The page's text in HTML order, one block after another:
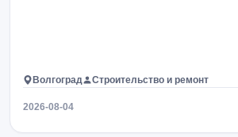
Волгоград Строительство и ремонт
2026-08-04